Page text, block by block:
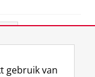
gebruik van